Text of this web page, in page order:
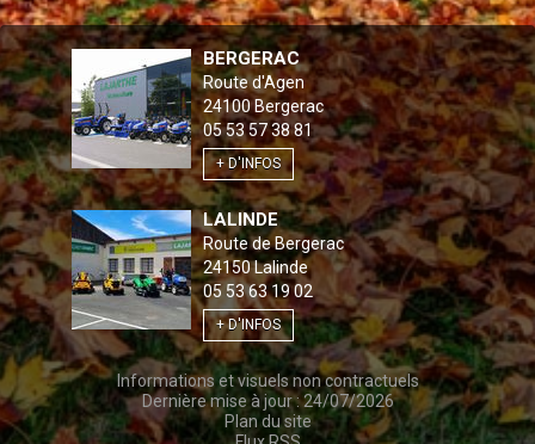
BERGERAC
Route d'Agen
24100 Bergerac
05 53 57 38 81
+ D'INFOS
LALINDE
Route de Bergerac
24150Lalinde
05 53 63 19 02
+ D'INFOS
Informations et visuels non contractuels
Dernière mise à jour : 24/07/2026
Plan du site